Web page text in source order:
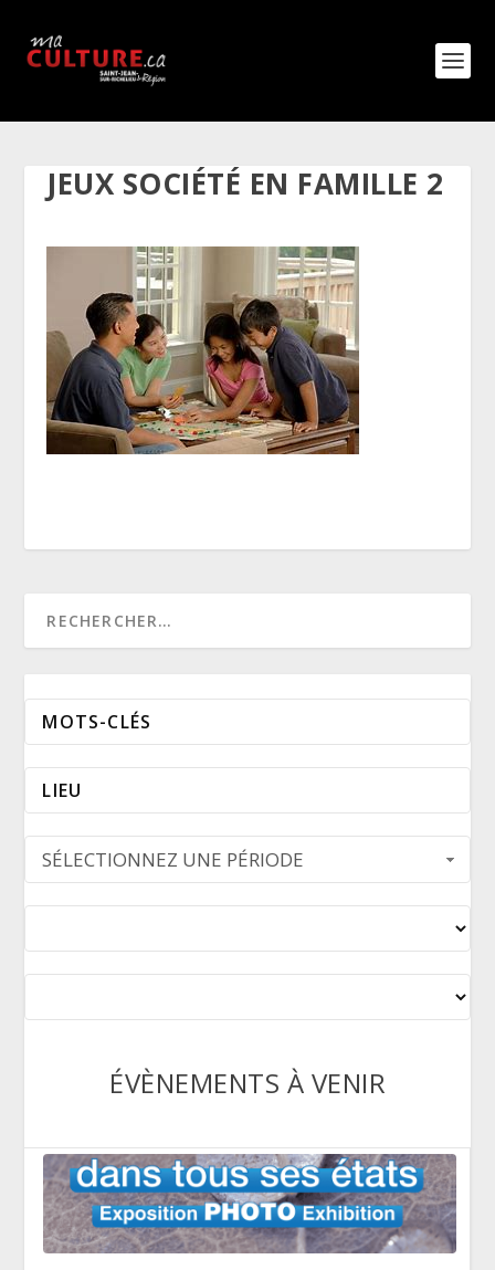
JEUX SOCIÉTÉ EN FAMILLE 2
SÉLECTIONNEZ UNE PÉRIODE
ÉVÈNEMENTS À VENIR